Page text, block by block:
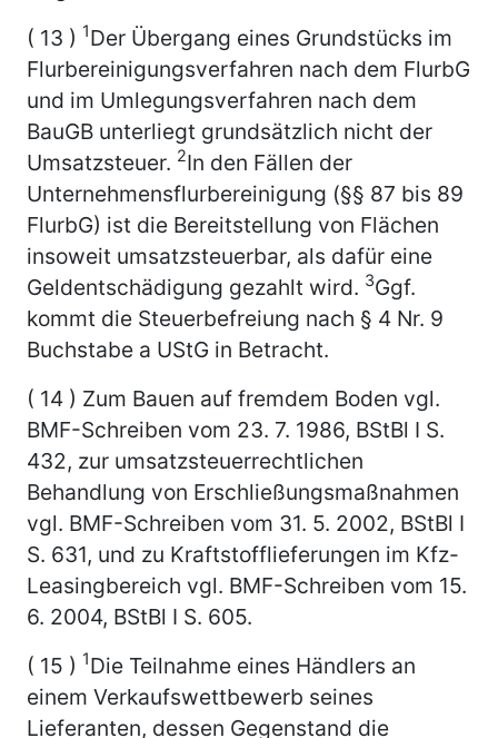
( 13 ) 1Der Übergang eines Grundstücks im
Flurbereinigungsverfahren nach dem FlurbG
und im Umlegungsverfahren nach dem
BauGB unterliegt grundsätzlich nicht der
Umsatzsteuer. 2In den Fällen der
Unternehmensflurbereinigung (§§ 87 bis 89
FlurbG) ist die Bereitstellung von Flächen
insoweit umsatzsteuerbar, als dafür eine
Geldentschädigung gezahlt wird. 3Ggf.
kommt die Steuerbefreiung nach § 4 Nr. 9
Buchstabe a UStG in Betracht.
( 14 ) Zum Bauen auf fremdem Boden vgl.
BMF-Schreiben vom 23. 7. 1986, BStBl I S.
432, zur umsatzsteuerrechtlichen
Behandlung von Erschließungsmaßnahmen
vgl. BMF-Schreiben vom 31. 5. 2002, BStBl I
S. 631, und zu Kraftstofflieferungen im Kfz-
Leasingbereich vgl. BMF-Schreiben vom 15.
6. 2004, BStBl I S. 605.
( 15 ) 1Die Teilnahme eines Händlers an
einem Verkaufswettbewerb seines
Lieferanten, dessen Gegenstand die